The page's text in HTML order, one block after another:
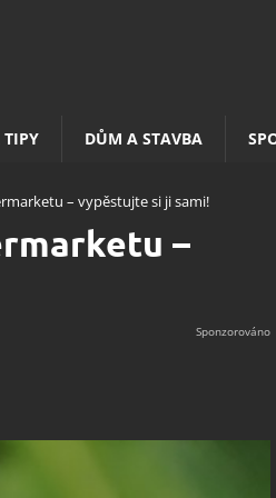
TIPY DŮM A STAVBA
– vypěstujte si ji sami!
–